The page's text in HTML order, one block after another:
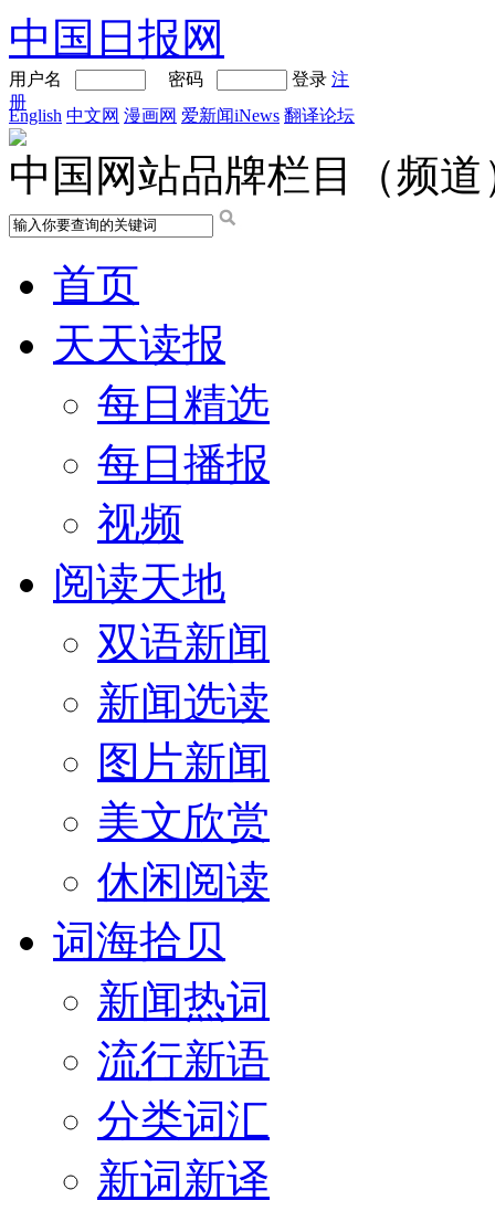
中国日报网
用户名 密码 登录 注
册
English 中文网 漫画网 爱新闻iNews 翻译论坛
中国网站品牌栏目（频道
首页
天天读报
每日精选
每日播报
视频
阅读天地
双语新闻
新闻选读
图片新闻
美文欣赏
休闲阅读
词海拾贝
新闻热词
流行新语
分类词汇
新词新译